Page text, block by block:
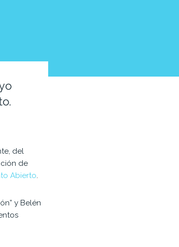
del
de
Abierto.
y Belén